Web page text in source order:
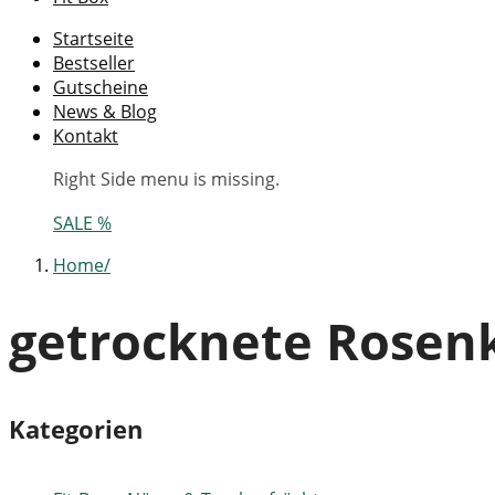
Startseite
Bestseller
Gutscheine
News & Blog
Kontakt
Right Side menu is missing.
SALE %
Home
getrocknete
Kategorien